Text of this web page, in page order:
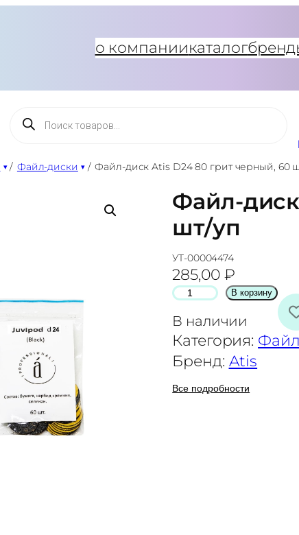
о компаниикаталог
Поиск
товаров
/ Файл-диски / Файл-диск Atis D24 80 грит черный, 60
Файл-
шт/уп
УТ-00004474
285,00 ₽
В наличии
К
о
л
и
е
В корзину
Категория:
Бренд: Atis
Все подробности